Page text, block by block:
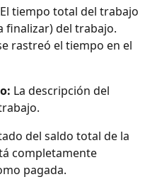
El tiempo total del trabajo
finalizar) del trabajo.
rastreó el tiempo en el
La descripción del
del saldo total de la
completamente
pagada.